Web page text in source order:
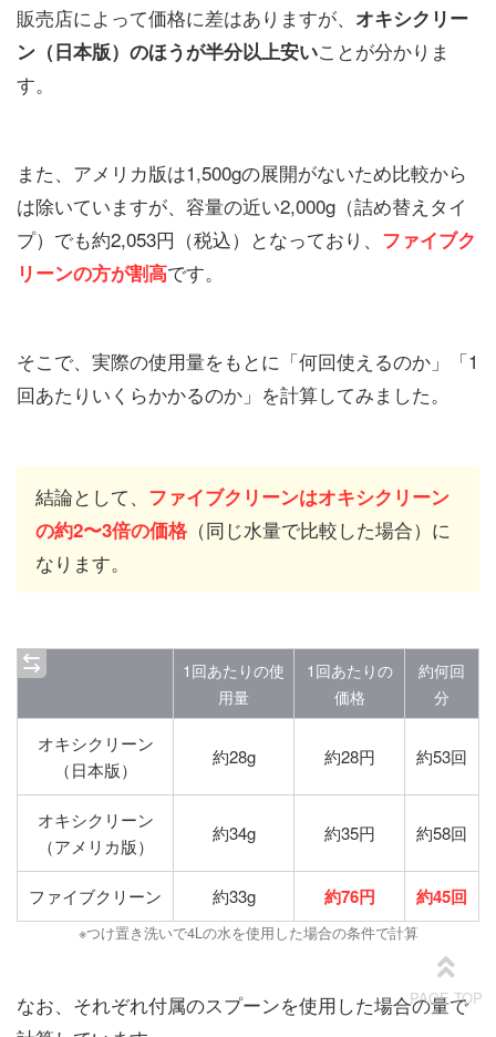
販売店によって価格に差はありますが、 オキシクリー
ン（日本版）のほうが半分以上安いことが分かりま
す。
また、アメリカ版は1,500gの展開がないため比較から
は除いていますが、容量の近い2,000g（詰め替えタイ
プ）でも約2,053円（税込）となっており、 ファイブク
リーンの方が割高です。
そこで、実際の使用量をもとに「何回使えるのか」「1
回あたりいくらかかるのか」を計算してみました。
結論として、 ファイブクリーンはオキシクリーン
の約2〜3倍の価格 （同じ水量で比較した場合）に
なります。
1回あたりの使
用量
1回あたりの
価格
約何回
分
オキシクリーン
（日本版）
約28g 約28円 約53回
オキシクリーン
（アメリカ版）
約34g 約35円 約58回
ファイブクリーン 約33g 約76円 約45回
※つけ置き洗いで4Lの水を使用した場合の条件で計算
なお、それぞれ付属のスプーンを使用した場合の量で